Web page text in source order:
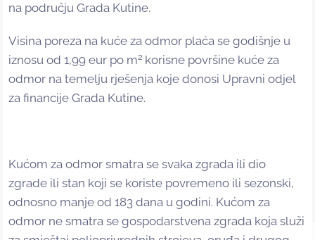
na području Grada Kutine.
Visina poreza na kuće za odmor plaća se godišnje u
iznosu od 1,99 eur po m2 korisne površine kuće za
odmor na temelju rješenja koje donosi Upravni odjel
za financije Grada Kutine.
Kućom za odmor smatra se svaka zgrada ili dio
zgrade ili stan koji se koriste povremeno ili sezonski,
odnosno manje od 183 dana u godini. Kućom za
odmor ne smatra se gospodarstvena zgrada koja služi